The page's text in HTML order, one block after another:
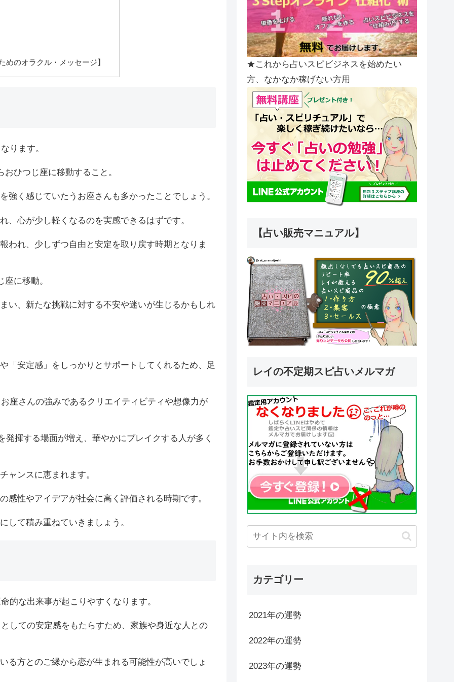
めのオラクル・メッセージ】
ります。
ひつじ座に移動すること。
く感じていたうお座さんも多かったことでしょう。
、心が少し軽くなるのを実感できるはずです。
われ、少しずつ自由と安定を取り戻す時期となりま
に移動。
い、新たな挑戦に対する不安や迷いが生じるかもしれ
「安定感」をしっかりとサポートしてくれるため、足
座さんの強みであるクリエイティビティや想像力が
発揮する場面が増え、華やかにブレイクする人が多く
ャンスに恵まれます。
性やアイデアが社会に高く評価される時期です。
して積み重ねていきましょう。
的な出来事が起こりやすくなります。
しての安定感をもたらすため、家族や身近な人との
る方とのご縁から恋が生まれる可能性が高いでしょ
★これから占いスピビジネスを始めたい
方、なかなか稼げない方用
【占い販売マニュアル】
レイの不定期スピ占いメルマガ
カテゴリー
2021年の運勢
2022年の運勢
2023年の運勢